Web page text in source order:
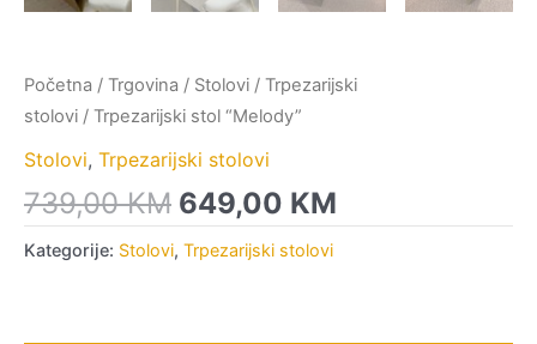
Početna / Trgovina / Stolovi / Trpezarijski
stolovi / Trpezarijski stol “Melody”
Stolovi, Trpezarijski stolovi
739,00KM 649,00 KM
Kategorije: Stolovi, Trpezarijski stolovi